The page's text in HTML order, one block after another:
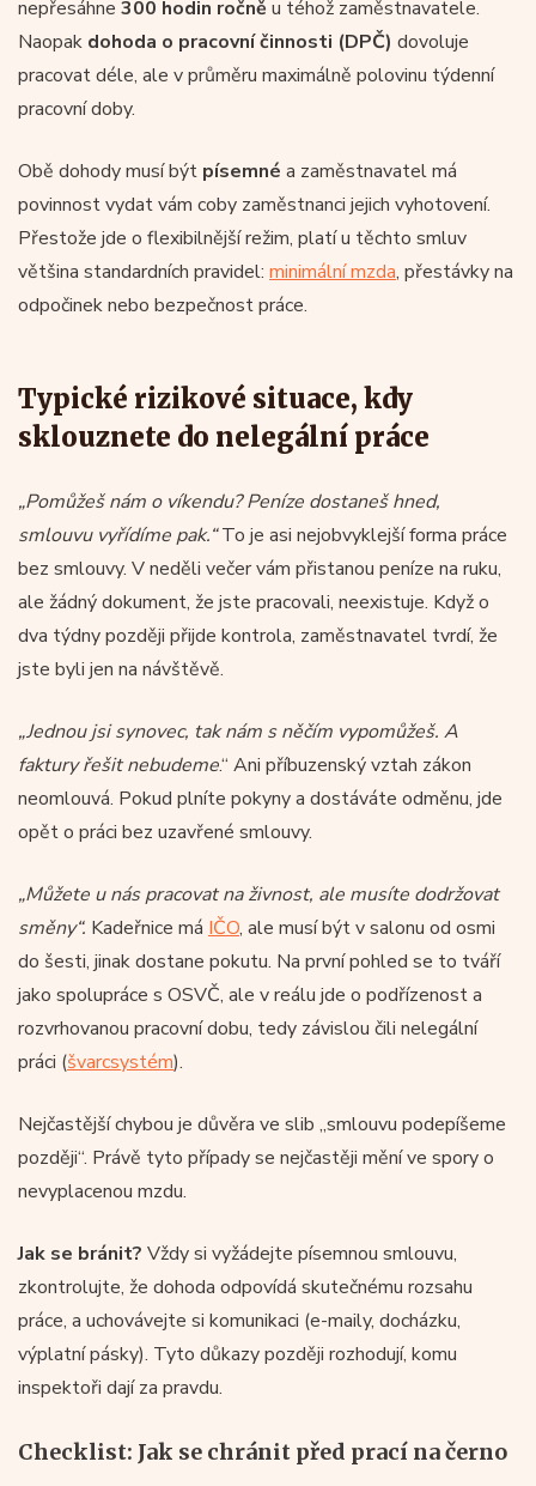
nepřesáhne 300 hodin ročně u téhož zaměstnavatele.
Naopak dohoda o pracovní činnosti (DPČ) dovoluje
pracovat déle, ale v průměru maximálně polovinu týdenní
pracovní doby.
Obě dohody musí být písemné a zaměstnavatel má
povinnost vydat vám coby zaměstnanci jejich vyhotovení.
Přestože jde o flexibilnější režim, platí u těchto smluv
většina standardních pravidel: minimální mzda, přestávky na
odpočinek nebo bezpečnost práce.
Typické rizikové situace, kdy
sklouznete do nelegální práce
„Pomůžeš nám o víkendu? Peníze dostaneš hned,
smlouvu vyřídíme pak.“To je asi nejobvyklejší forma práce
bez smlouvy. V neděli večer vám přistanou peníze na ruku,
ale žádný dokument, že jste pracovali, neexistuje. Když o
dva týdny později přijde kontrola, zaměstnavatel tvrdí, že
jste byli jen na návštěvě.
„Jednou jsi synovec, tak nám s něčím vypomůžeš. A
faktury řešit nebudeme.“ Ani příbuzenský vztah zákon
neomlouvá. Pokud plníte pokyny a dostáváte odměnu, jde
opět o práci bez uzavřené smlouvy.
„Můžete u nás pracovat na živnost, ale musíte dodržovat
směny“. Kadeřnice má IČO, ale musí být v salonu od osmi
do šesti, jinak dostane pokutu. Na první pohled se to tváří
jako spolupráce s OSVČ, ale v reálu jde o podřízenost a
rozvrhovanou pracovní dobu, tedy závislou čili nelegální
práci (švarcsystém).
Nejčastější chybou je důvěra ve slib „smlouvu podepíšeme
později“. Právě tyto případy se nejčastěji mění ve spory o
nevyplacenou mzdu.
Jak se bránit? Vždy si vyžádejte písemnou smlouvu,
zkontrolujte, že dohoda odpovídá skutečnému rozsahu
práce, a uchovávejte si komunikaci (e-maily, docházku,
výplatní pásky). Tyto důkazy později rozhodují, komu
inspektoři dají za pravdu.
Checklist: Jak se chránit před prací na černo